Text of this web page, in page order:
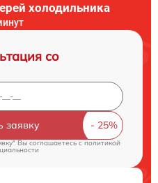
холодильника
со
заявку
Вы соглашаетесь cполитикой